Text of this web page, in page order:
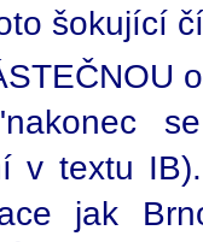
šokující
v textu
jak